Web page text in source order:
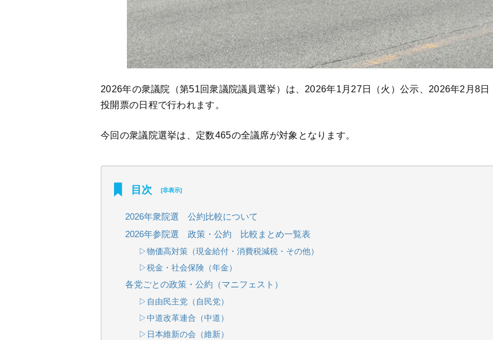
2026年の衆議院（第51回衆議院議員選挙）は、2026年1月27日（火）公示、2026年2月8日
投開票の日程で行われます。
今回の衆議院選挙は、定数465の全議席が対象となります。
目次 [非表示]
2026年衆院選 公約比較について
2026年参院選 政策・公約 比較まとめ一覧表
▷物価高対策（現金給付・消費税減税・その他）
▷税金・社会保険（年金）
各党ごとの政策・公約（マニフェスト）
▷自由民主党（自民党）
▷中道改革連合（中道）
▷日本維新の会（維新）